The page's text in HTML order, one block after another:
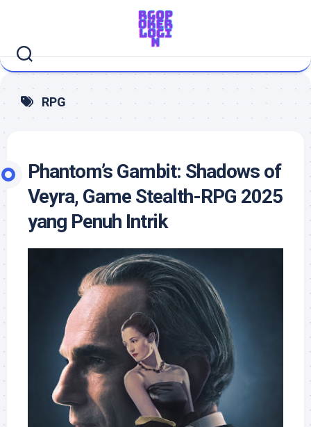
RPG
Phantom’s Gambit: Shadows of
Veyra, Game Stealth-RPG 2025
yang Penuh Intrik